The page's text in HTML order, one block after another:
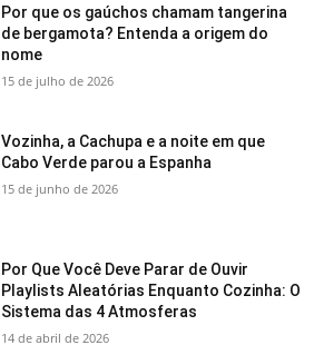
Por que os gaúchos chamam tangerina
de bergamota? Entenda a origem do
nome
15 de julho de 2026
Vozinha, a Cachupa e a noite em que
Cabo Verde parou a Espanha
15 de junho de 2026
Por Que Você Deve Parar de Ouvir
Playlists Aleatórias Enquanto Cozinha: O
Sistema das 4 Atmosferas
14 de abril de 2026